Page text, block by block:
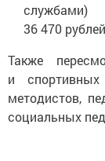
36 470
Также
и спортивных
методистов,
социальных